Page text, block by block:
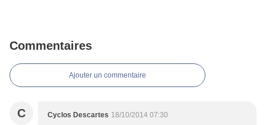
Commentaires
Ajouter un commentaire
C Cyclos Descartes 18/10/2014 07:30